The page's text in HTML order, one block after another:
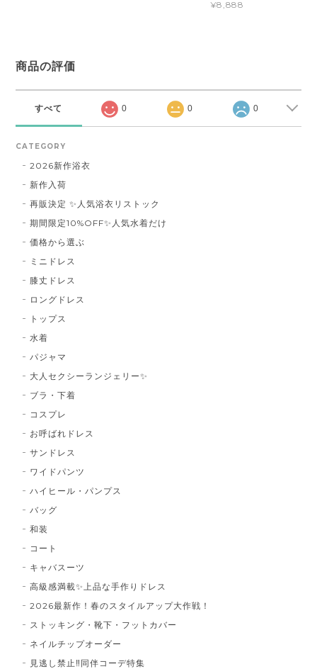
¥8,888
商品の評価
すべて 0 0 0
CATEGORY
2026新作浴衣
新作入荷
再販決定 ✨人気浴衣リストック
期間限定10%OFF✨人気水着だけ
価格から選ぶ
ミニドレス
膝丈ドレス
ロングドレス
トップス
水着
パジャマ
大人セクシーランジェリー✨
ブラ・下着
コスプレ
お呼ばれドレス
サンドレス
ワイドパンツ
ハイヒール・パンプス
バッグ
和装
コート
キャバスーツ
高級感満載✨上品な手作りドレス
2026最新作！春のスタイルアップ大作戦！
ストッキング・靴下・フットカバー
ネイルチップオーダー
見逃し禁止‼同伴コーデ特集